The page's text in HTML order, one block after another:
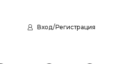
Вход/Регистрация